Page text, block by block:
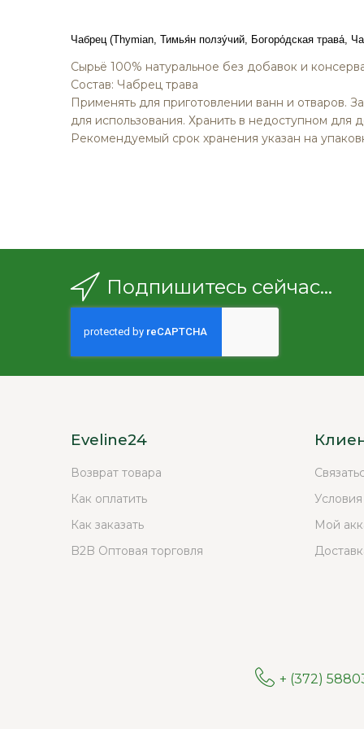
Чабрец (Thymian, Тимья́н ползу́чий, Богоро́дская трава́,
Сырьё 100% натуральное без добавок и
Состав: Чабрец трава
Применять для приготовлении ванн и отваров.
для использования. Хранить в недоступном для
Рекомендуемый срок хранения указан на
Подпишитесь сейчас...
Eveline24
Возврат товара
Как оплатить
Как заказать
B2B Оптовая торговля
Условия
Мой
+ (372)